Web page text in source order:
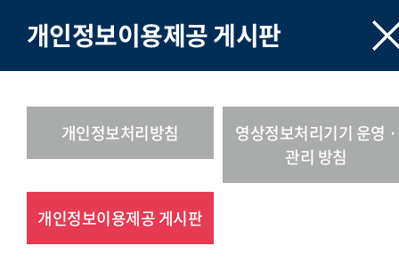
개인정보이용제공 게시판
개인정보처리방침
영상정보처리기기 운영 ·
관리 방침
개인정보이용제공 게시판